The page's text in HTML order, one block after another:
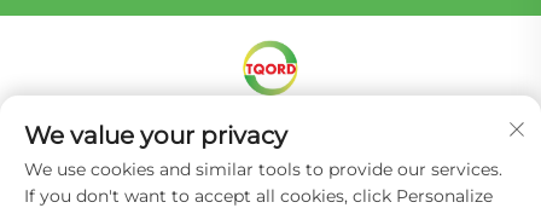
Autorské práva © Miracle Oruide (Kuangčou) Auto
Parts Remanufacturing Co., Ltd. -
Zásady ochrany
súkromia
We value your privacy
We use cookies and similar tools to provide our services.
If you don't want to accept all cookies, click Personalize